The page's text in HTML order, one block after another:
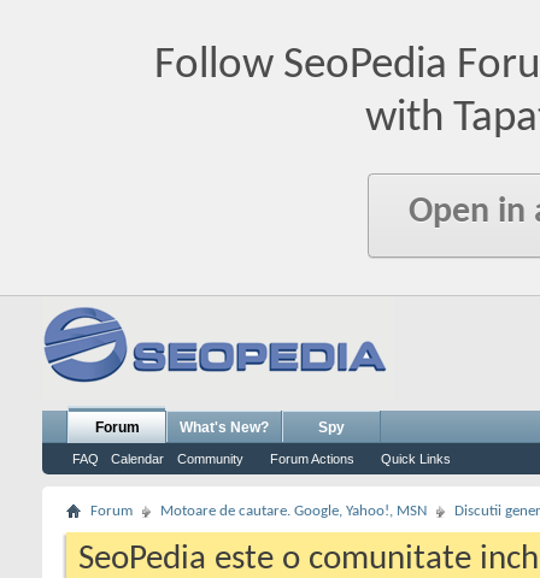
Follow SeoPedia
with
Open in
Forum
FAQ Calendar Community Forum Actions Quick Links
What's New? Spy
Forum Motoare de cautare. Google, Yahoo!, MSN Discutii
SeoPedia este o comunitate